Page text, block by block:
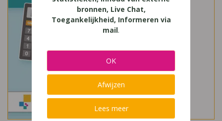
bronnen, Live Chat,
Toegankelijkheid, Informeren via
mail.
OK
Afwijzen
Lees meer